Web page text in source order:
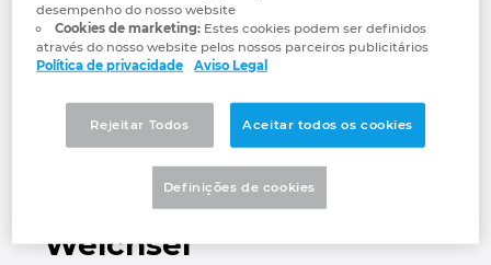
«A Plataforma Eplan
2026 permite aos nossos
clientes acelerar a
obtenção de valor e
aumentar a sua
produtividade.»Thomas
Weichsel
Hungary
Indonesia
Israel
desempenho do nosso website
Cookies de marketing:Estes cookies podem ser definidos
através do nosso website pelos nossos parceiros publicitários
Política de privacidade
Aviso Legal
Rejeitar Todos Aceitar todos os cookies
Definições de cookies